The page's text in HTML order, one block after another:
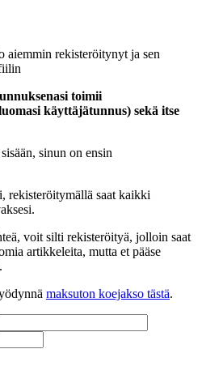
aiemmin rekisteröitynyt ja sen
toimii
käyttäjätunnus) sekä itse
sinun on ensin
rekisteröitymällä saat kaikki
voit silti rekisteröityä, jolloin saat
artikkeleita, mutta et pääse
maksuton koejakso tästä.